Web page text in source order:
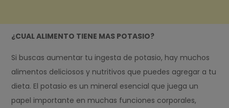
¿CUAL ALIMENTO TIENE MAS POTASIO?
Si buscas aumentar tu ingesta de potasio, hay muchos
alimentos deliciosos y nutritivos que puedes agregar a tu
dieta. El potasio es un mineral esencial que juega un
papel importante en muchas funciones corporales,